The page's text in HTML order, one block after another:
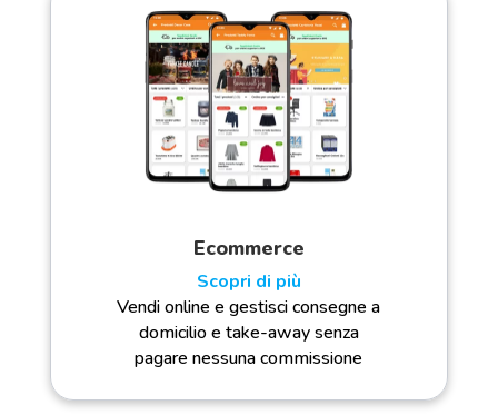
Ecommerce
Scopri di più
Vendi online e gestisci consegne a
domicilio e take-away senza
pagare nessuna commissione